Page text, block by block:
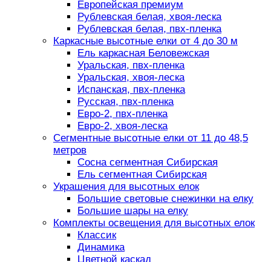
Европейская премиум
Рублевская белая, хвоя-леска
Рублевская белая, пвх-пленка
Каркасные высотные елки от 4 до 30 м
Ель каркасная Беловежская
Уральская, пвх-пленка
Уральская, хвоя-леска
Испанская, пвх-пленка
Русская, пвх-пленка
Евро-2, пвх-пленка
Евро-2, хвоя-леска
Сегментные высотные елки от 11 до 48,5
метров
Сосна сегментная Сибирская
Ель сегментная Сибирская
Украшения для высотных елок
Большие световые снежинки на елку
Большие шары на елку
Комплекты освещения для высотных елок
Классик
Динамика
Цветной каскад